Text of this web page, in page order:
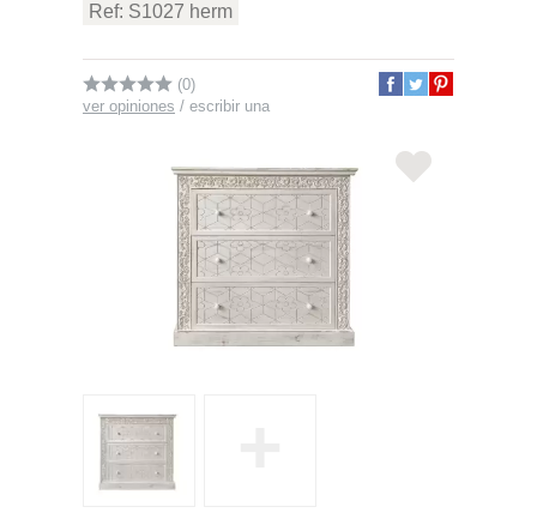
Ref: S1027 herm
(0)
ver opiniones / escribir una